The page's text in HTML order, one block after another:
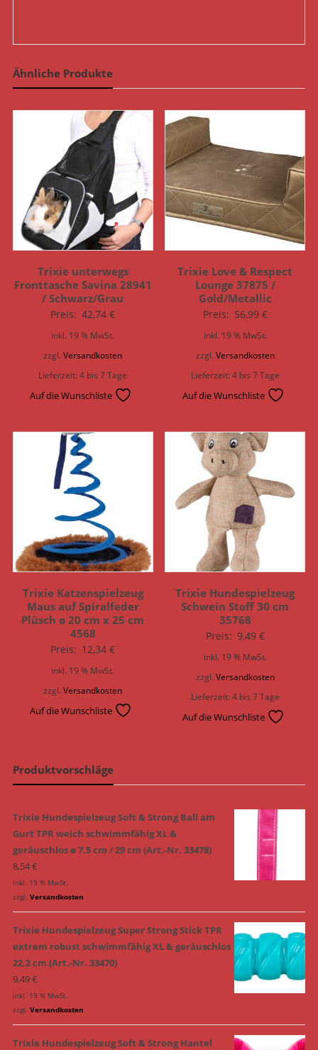
Ähnliche Produkte
Trixie unterwegs
Fronttasche Savina 28941
/ Schwarz/Grau
Preis: 42,74€
inkl. 19 % MwSt.
zzgl.Versandkosten
Lieferzeit:4 bis 7 Tage
Auf die Wunschliste
Trixie Love & Respect
Lounge 37875 /
Gold/Metallic
Preis: 56,99 €
inkl. 19 % MwSt.
zzgl. Versandkosten
Lieferzeit:4 bis 7 Tage
Auf die Wunschliste
Trixie Katzenspielzeug
Maus auf Spiralfeder
Plüsch ø 20 cm x 25 cm
4568
Preis: 12,34€
inkl. 19 % MwSt.
zzgl.Versandkosten
Auf die Wunschliste
Trixie Hundespielzeug
Schwein Stoff 30 cm
35768
Preis: 9,49 €
inkl. 19 % MwSt.
zzgl. Versandkosten
Lieferzeit:4 bis 7 Tage
Auf die Wunschliste
Produktvorschläge
Trixie Hundespielzeug Soft & Strong Ball am
Gurt TPR weich schwimmfähig XL &
geräuschlos ø 7,5 cm / 29 cm (Art.-Nr. 33478)
8,54€
inkl. 19 % MwSt.
zzgl. Versandkosten
Trixie Hundespielzeug Super Strong Stick TPR
extrem robust schwimmfähig XL & geräuschlos
22,2 cm (Art.-Nr. 33470)
9,49€
inkl. 19 % MwSt.
zzgl. Versandkosten
Trixie Hundespielzeug Soft & Strong Hantel